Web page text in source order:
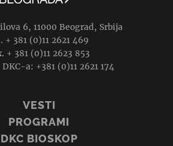
6, 11000 Beograd, Srbija
+ 381 (0)11 2621 469
+ 381 (0)11 2623 853
a: +381 (0)11 2621 174
VESTI
PROGRAMI
DKC BIOSKOP